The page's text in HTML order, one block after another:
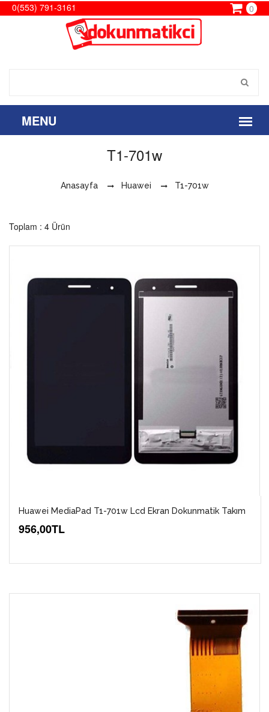
0(553) 791-3161 0
T1-701w
Anasayfa Huawei T1-701w
Toplam : 4 Ürün
Huawei MediaPad T1-701w Lcd Ekran Dokunmatik Takım
956,00TL